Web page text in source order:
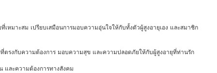
หมาะสม เปรียบเสมือนการมอบความอุ่นใจให้กับทั้งตัวผู้สูงอายุเอง และสมาชิก
ตรงกับความต้องการ มอบความสุข และความปลอดภัยให้กับผู้สูงอายุที่ท่านรัก
และความต้องการทางสังคม